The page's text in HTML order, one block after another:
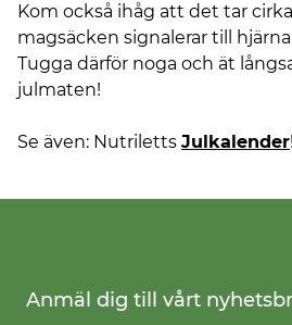
Kom också ihåg att det tar
magsäcken signalerar till
Tugga därför noga och ät
julmaten!
Se även: Nutriletts Julkalender!
Anmäl dig till vårt